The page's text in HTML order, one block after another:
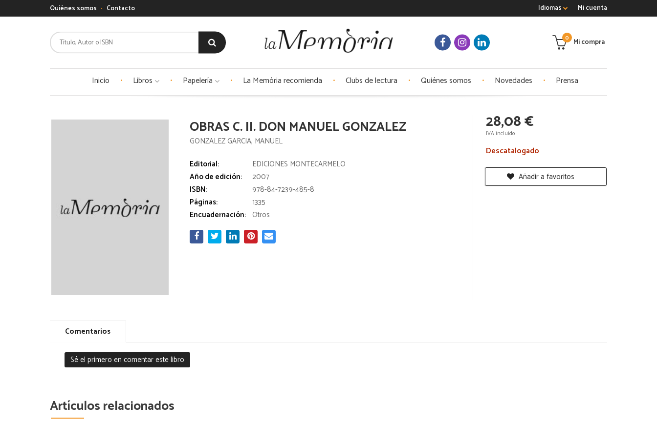
Mi cuenta
Idiomas
Quiénes somos Contacto
Mi compra
0
Inicio Libros Papelería La Memòria recomienda Clubs de lectura Quiénes somos Novedades Prensa
OBRAS C. II. DON MANUEL GONZALEZ
GONZALEZ GARCIA, MANUEL
Editorial:
EDICIONES MONTECARMELO
Año de edición:
2007
ISBN:
978-84-7239-485-8
Páginas:
1335
Encuadernación: Otros
28,08 €
IVA incluido
Descatalogado
Añadir a favoritos
Comentarios
Sé el primero en comentar este libro
Artículos relacionados